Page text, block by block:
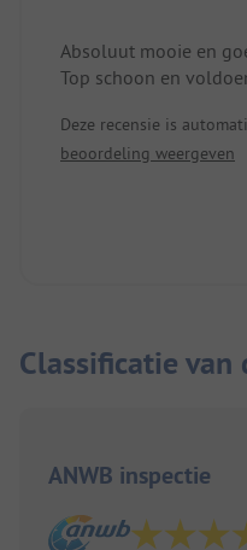
Absoluut mooie en
Top schoon en
goede selectie in de
eens
Deze recensie is
beoordeling weergeven
Classificatie van
ANWB inspectie